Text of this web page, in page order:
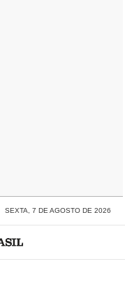
SEXTA, 7 DE AGOSTO DE 2026